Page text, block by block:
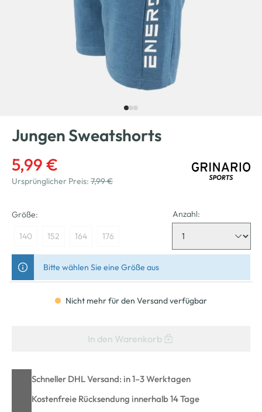
Jungen Sweatshorts
5,99 €
Ursprünglicher Preis: 7,99 €
Größe:
140 152 164 176
Anzahl:
Bitte wählen Sie eine Größe aus
Nicht mehr für den Versand verfügbar
In den Warenkorb
Schneller DHL Versand: in 1–3 Werktagen
Kostenfreie Rücksendung innerhalb 14 Tage